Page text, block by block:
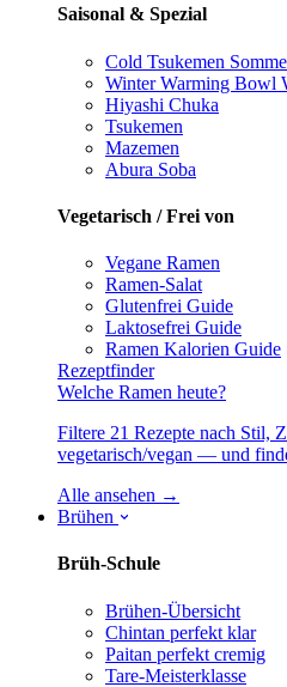
Saisonal & Spezial
Cold Tsukemen
Winter Warming Bowl
Hiyashi Chuka
Tsukemen
Mazemen
Abura Soba
Vegetarisch / Frei von
Vegane Ramen
Ramen-Salat
Glutenfrei Guide
Laktosefrei Guide
Ramen Kalorien Guide
Rezeptfinder
Welche Ramen heute?
Filtere 21 Rezepte nach Stil,
vegetarisch/vegan — und
Alle ansehen →
Brühen
Brüh-Schule
Brühen-Übersicht
Chintan perfekt klar
Paitan perfekt cremig
Tare-Meisterklasse